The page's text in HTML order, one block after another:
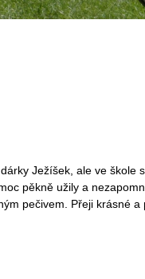
Ježíšek, ale ve škole
pěkně užily a
pečivem. Přeji krásné a